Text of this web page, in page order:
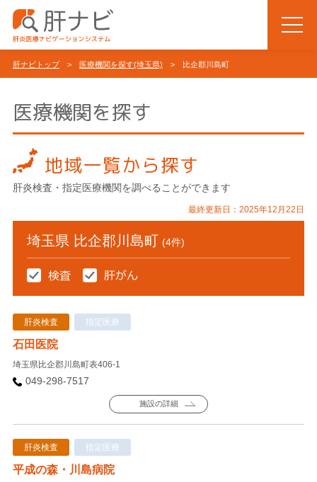
肝ナビトップ> 医療機関を探す(埼玉県) > 比企郡川島町
医療機関を探す
地域一覧から探す
肝炎検査・指定医療機関を調べることができます
最終更新日：2025年12月22日
埼玉県 比企郡川島町 (4件)
肝炎検査 指定医療
石田医院
埼玉県比企郡川島町表406-1
049-298-7517
施設の詳細
肝炎検査 指定医療
平成の森・川島病院